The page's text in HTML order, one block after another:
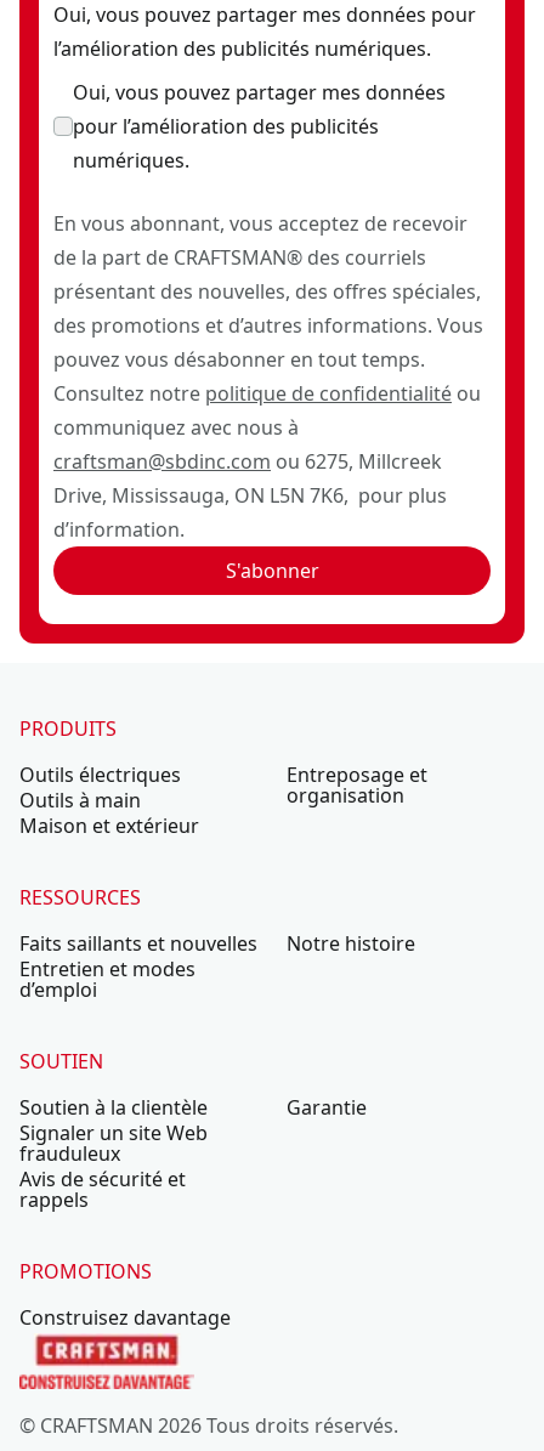
Oui, vous pouvez partager mes données pour
l’amélioration des publicités numériques.
Oui, vous pouvez partager mes données
pour l’amélioration des publicités
numériques.
En vous abonnant, vous acceptez de recevoir
de la part de CRAFTSMAN® des courriels
présentant des nouvelles, des offres spéciales,
des promotions et d’autres informations. Vous
pouvez vous désabonner en tout temps.
Consultez notre politique de confidentialité ou
communiquez avec nous à
craftsman@sbdinc.com ou 6275, Millcreek
Drive, Mississauga, ON L5N 7K6, pour plus
d’information.
S'abonner
PRODUITS
Outils électriques
Outils à main
Maison et extérieur
Entreposage et
organisation
RESSOURCES
Faits saillants et nouvelles
Entretien et modes
d’emploi
Notre histoire
SOUTIEN
Soutien à la clientèle
Signaler un site Web
frauduleux
Avis de sécurité et
rappels
Garantie
PROMOTIONS
Construisez davantage
© CRAFTSMAN 2026 Tous droits réservés.